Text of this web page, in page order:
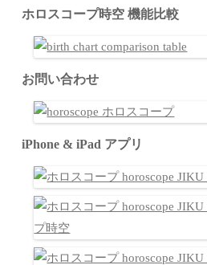
ホロスコープ時空 機能比較
お問い合わせ
iPhone & iPad アプリ